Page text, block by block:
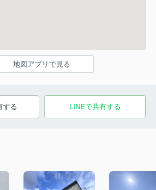
地図アプリで見る
する LINEで共有する